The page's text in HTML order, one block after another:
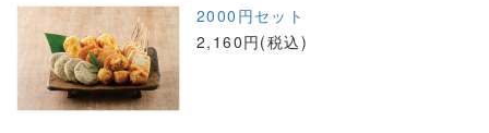
2000円セット
2,160円(税込)